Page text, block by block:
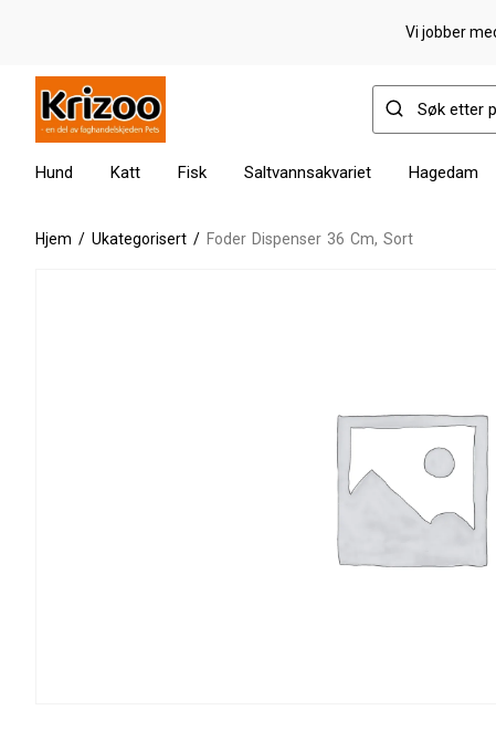
Vi jobber
Hund Katt Fisk Saltvannsakvariet Hagedam
Hjem / Ukategorisert / Foder Dispenser 36 Cm, Sort